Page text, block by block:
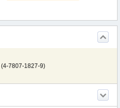
(4-7807-1827-9)